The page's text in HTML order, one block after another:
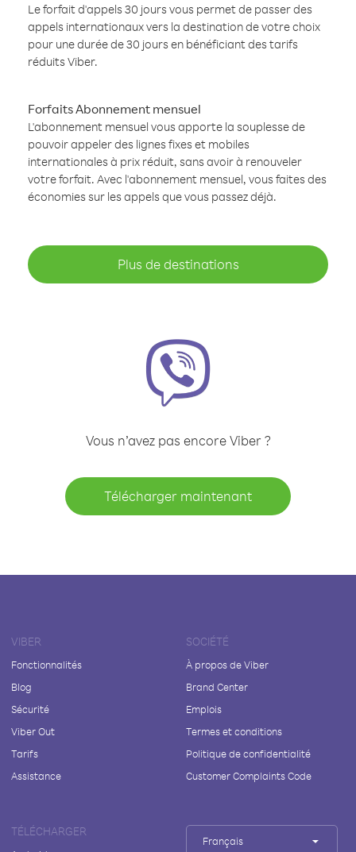
Le forfait d'appels 30 jours vous permet de passer des
appels internationaux vers la destination de votre choix
pour une durée de 30 jours en bénéficiant des tarifs
réduits Viber.
Forfaits Abonnement mensuel
L'abonnement mensuel vous apporte la souplesse de
pouvoir appeler des lignes fixes et mobiles
internationales à prix réduit, sans avoir à renouveler
votre forfait. Avec l'abonnement mensuel, vous faites des
économies sur les appels que vous passez déjà.
Plus de destinations
Vous n’avez pas encore Viber ?
Télécharger maintenant
VIBER
Fonctionnalités
Blog
Sécurité
Viber Out
Tarifs
Assistance
SOCIÉTÉ
À propos de Viber
Brand Center
Emplois
Termes et conditions
Politique de confidentialité
Customer Complaints Code
TÉLÉCHARGER
Français